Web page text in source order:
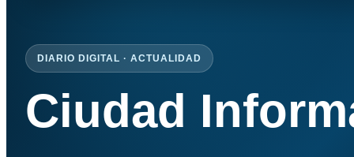
DIARIO DIGITAL · ACTUALIDAD
Ciudad